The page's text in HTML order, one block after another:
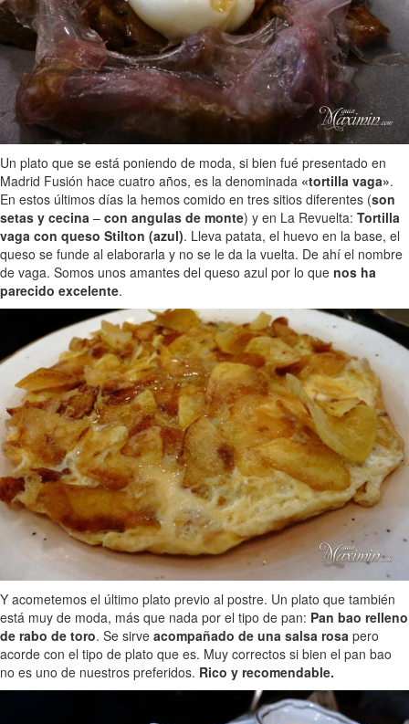
Un plato que se está poniendo de moda, si bien fué presentado en
Madrid Fusión hace cuatro años, es la denominada «tortilla vaga».
En estos últimos días la hemos comido en tres sitios diferentes (son
setas y cecina – con angulas de monte) y en La Revuelta: Tortilla
vaga con queso Stilton (azul). Lleva patata, el huevo en la base, el
queso se funde al elaborarla y no se le da la vuelta. De ahí el nombre
de vaga. Somos unos amantes del queso azul por lo que nos ha
parecido excelente.
Y acometemos el último plato previo al postre. Un plato que también
está muy de moda, más que nada por el tipo de pan: Pan bao relleno
de rabo de toro. Se sirve acompañado de una salsa rosa pero
acorde con el tipo de plato que es. Muy correctos si bien el pan bao
no es uno de nuestros preferidos. Rico y recomendable.